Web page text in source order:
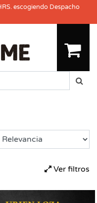
escogiendo Despacho
Ver filtros